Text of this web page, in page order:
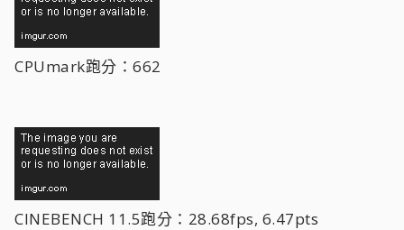
CPUmark跑分：662
CINEBENCH 11.5跑分：28.68fps, 6.47pts